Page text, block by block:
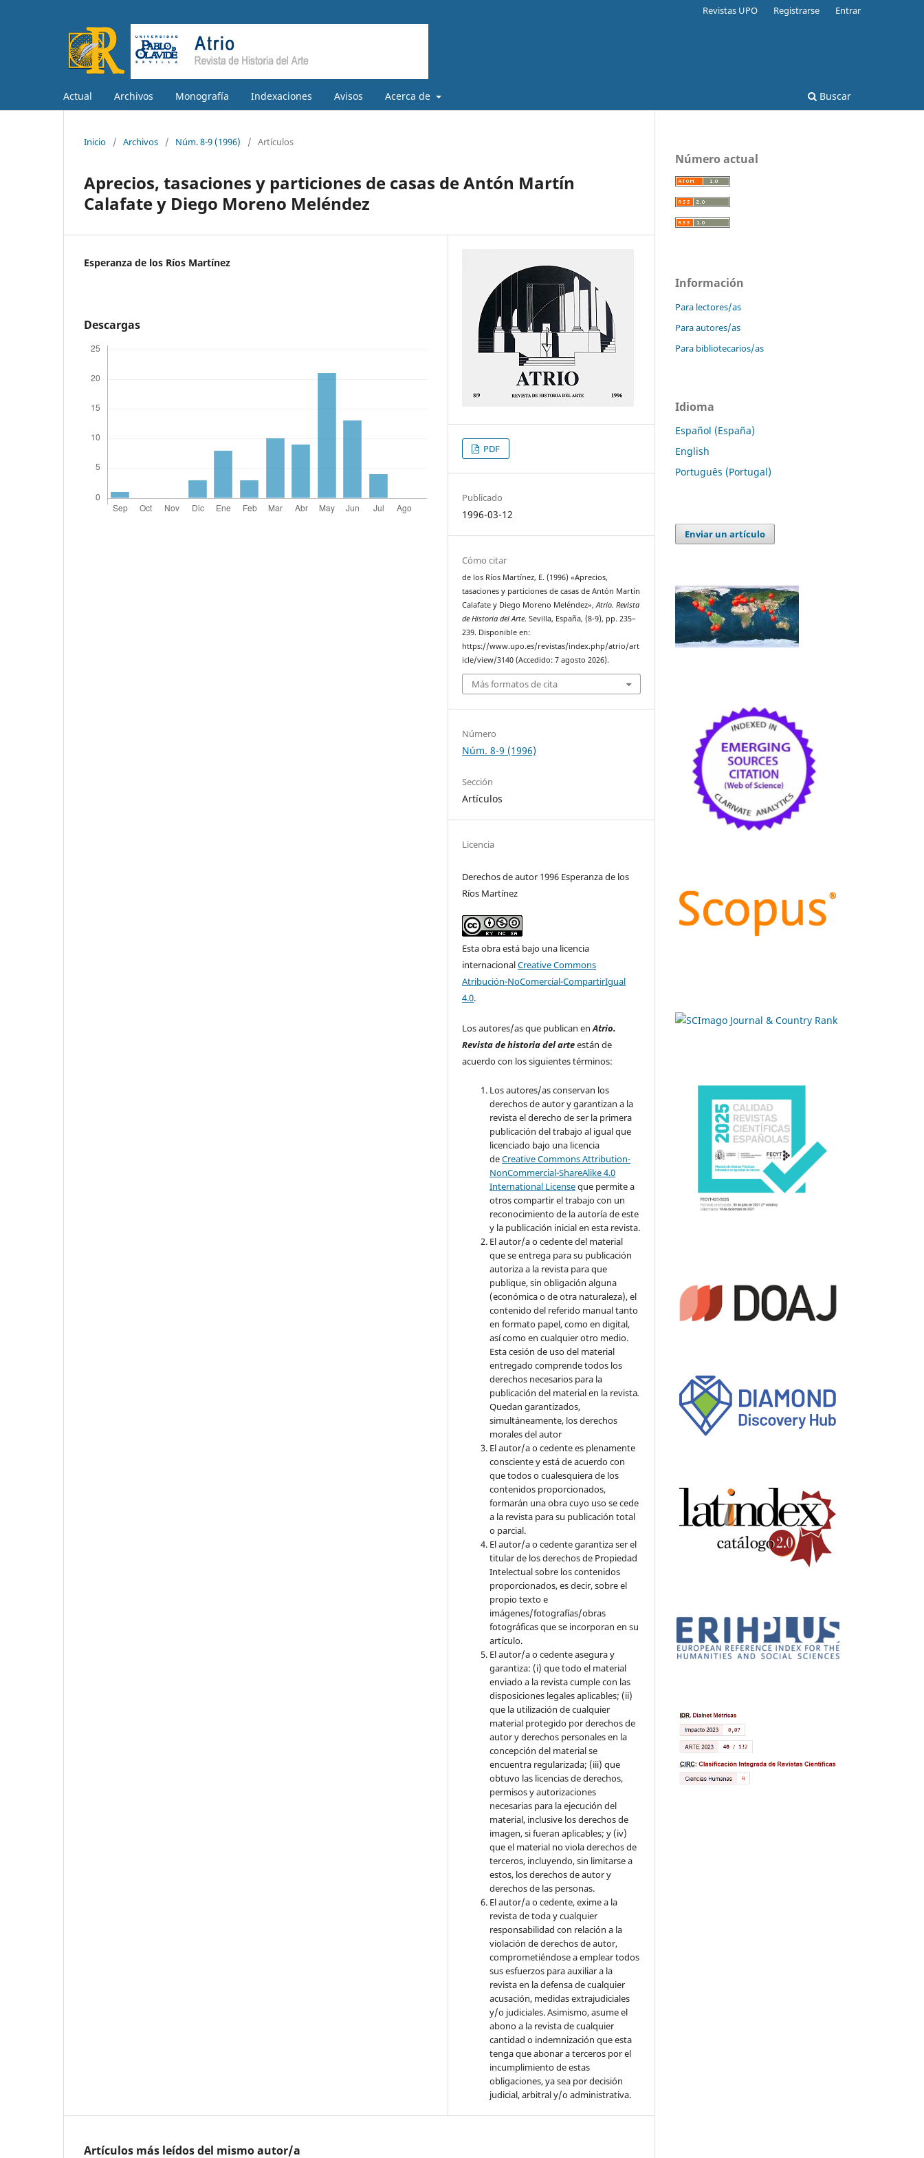
Actual Archivos Monografía Indexaciones Avisos Acerca de Buscar
Revistas UPO Registrarse Entrar
Inicio / Archivos / Núm. 8-9 (1996) / Artículos
Aprecios, tasaciones y particiones de casas de Antón Martín
Calafate y Diego Moreno Meléndez
Esperanza de los Ríos Martínez
Descargas
PDF
Publicado
1996-03-12
Cómo citar
de los Ríos Martínez, E. (1996) «Aprecios,
tasaciones y particiones de casas de Antón Martín
Calafate y Diego Moreno Meléndez»,Atrio. Revista
de Historia del Arte. Sevilla, España, (8-9), pp. 235–
239. Disponible en:
https://www.upo.es/revistas/index.php/atrio/art
icle/view/3140 (Accedido: 7 agosto 2026).
Más formatos de cita
Número
Núm. 8-9 (1996)
Sección
Artículos
Licencia
Derechos de autor 1996 Esperanza de los
Ríos Martínez
Esta obra está bajo una licencia
internacionalCreative Commons
Atribución-NoComercial-CompartirIgual
4.0.
Los autores/as que publican enAtrio.
Revista de historia del arteestán de
acuerdo con los siguientes términos:
Los autores/as conservan los
derechos de autor y garantizan a la
revista el derecho de ser la primera
publicación del trabajo al igual que
licenciado bajo una licencia
deCreative Commons Attribution-
NonCommercial-ShareAlike 4.0
International Licenseque permite a
otros compartir el trabajo con un
reconocimiento de la autoría de este
y la publicación inicial en esta revista.
El autor/a o cedente del material
que se entrega para su publicación
autoriza a la revista para que
publique, sin obligación alguna
(económica o de otra naturaleza), el
contenido del referido manual tanto
en formato papel, como en digital,
así como en cualquier otro medio.
Esta cesión de uso del material
entregado comprende todos los
derechos necesarios para la
publicación del material en la revista.
Quedan garantizados,
simultáneamente, los derechos
morales del autor
El autor/a o cedente es plenamente
consciente y está de acuerdo con
que todos o cualesquiera de los
contenidos proporcionados,
formarán una obra cuyo uso se cede
a la revista para su publicación total
o parcial.
El autor/a o cedente garantiza ser el
titular de los derechos de Propiedad
Intelectual sobre los contenidos
proporcionados, es decir, sobre el
propio texto e
imágenes/fotografías/obras
fotográficas que se incorporan en su
artículo.
El autor/a o cedente asegura y
garantiza: (i) que todo el material
enviado a la revista cumple con las
disposiciones legales aplicables; (ii)
que la utilización de cualquier
material protegido por derechos de
autor y derechos personales en la
concepción del material se
encuentra regularizada; (iii) que
obtuvo las licencias de derechos,
permisos y autorizaciones
necesarias para la ejecución del
material, inclusive los derechos de
imagen, si fueran aplicables; y (iv)
que el material no viola derechos de
terceros, incluyendo, sin limitarse a
estos, los derechos de autor y
derechos de las personas.
El autor/a o cedente, exime a la
revista de toda y cualquier
responsabilidad con relación a la
violación de derechos de autor,
comprometiéndose a emplear todos
sus esfuerzos para auxiliar a la
revista en la defensa de cualquier
acusación, medidas extrajudiciales
y/o judiciales. Asimismo, asume el
abono a la revista de cualquier
cantidad o indemnización que esta
tenga que abonar a terceros por el
incumplimiento de estas
obligaciones, ya sea por decisión
judicial, arbitral y/o administrativa.
Artículos más leídos del mismo autor/a
Número actual
Información
Para lectores/as
Para autores/as
Para bibliotecarios/as
Idioma
Español (España)
English
Português (Portugal)
Enviar un artículo